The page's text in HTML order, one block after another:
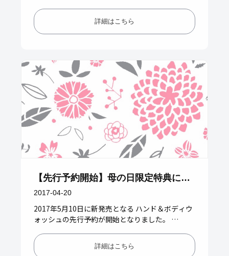
詳細はこちら
【先行予約開始】母の日限定特典につ
いて
2017-04-20
2017年5月10日に新発売となる ハンド＆ボディウ
ォッシュの先行予約が開始となりました。 ————
詳細はこちら